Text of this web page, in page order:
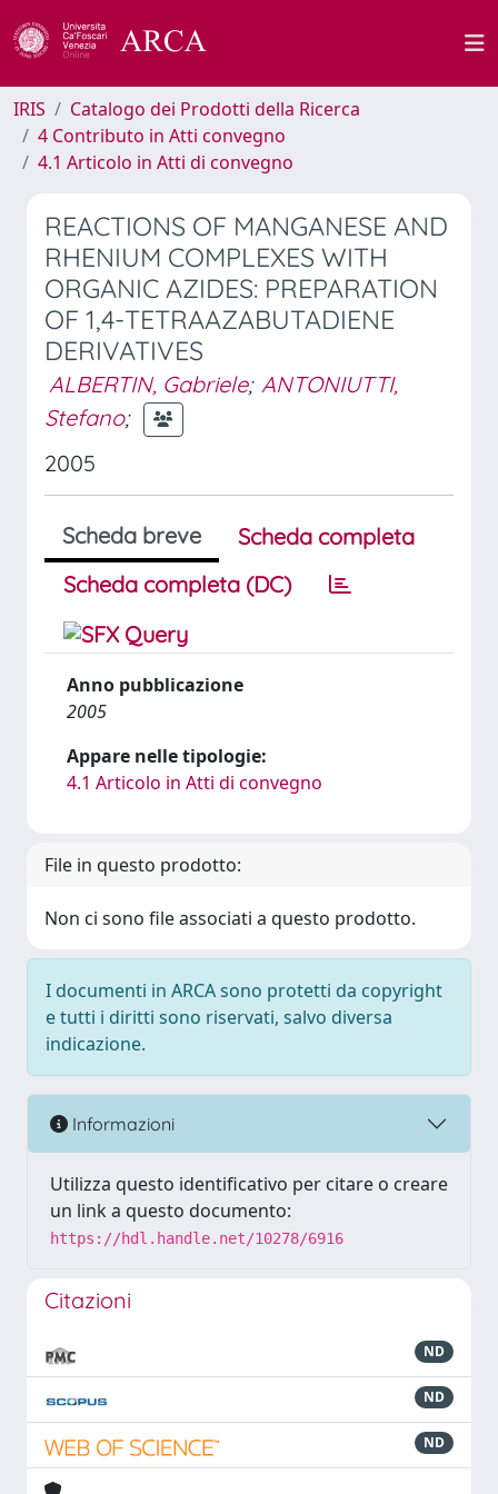
IRIS
Catalogo dei Prodotti della Ricerca
4 Contributo in Atti convegno
4.1 Articolo in Atti di convegno
REACTIONS OF MANGANESE AND
RHENIUM COMPLEXES WITH
ORGANIC AZIDES: PREPARATION
OF 1,4-TETRAAZABUTADIENE
DERIVATIVES
ALBERTIN, Gabriele; ANTONIUTTI,
Stefano;
2005
Scheda breve
Scheda completa
Scheda completa (DC)
Anno pubblicazione
2005
Appare nelle tipologie:
4.1 Articolo in Atti di convegno
File in questo prodotto:
Non ci sono file associati a questo prodotto.
I documenti in ARCA sono protetti da copyright
e tutti i diritti sono riservati, salvo diversa
indicazione.
Informazioni
Utilizza questo identificativo per citare o creare
un link a questo documento:
https://hdl.handle.net/10278/6916
Citazioni
ND
ND
ND